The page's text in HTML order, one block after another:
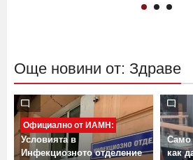
Още новини от: Здраве
Официално от ИАМН:
Условията в
Инфекциозното отделение
Само
как